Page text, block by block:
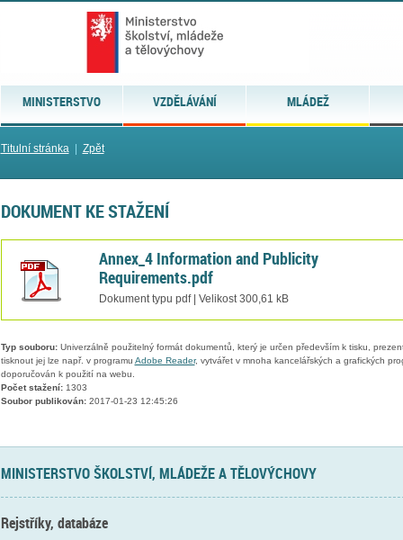
MINISTERSTVO VZDĚLÁVÁNÍ MLÁDEŽ
Titulní stránka| Zpět
DOKUMENT KE STAŽENÍ
Annex_4 Information and Publicity
Requirements.pdf
Dokument typu pdf | Velikost 300,61 kB
Typ souboru:Univerzálně použitelný formát dokumentů, který je určen především k tisku,
tisknout jej lze např. v programu Adobe Reader, vytvářet v mnoha kancelářských a grafických
doporučován k použití na webu.
Počet stažení:1303
Soubor publikován:2017-01-23 12:45:26
MINISTERSTVO ŠKOLSTVÍ, MLÁDEŽE A TĚLOVÝCHOVY
Rejstříky, databáze